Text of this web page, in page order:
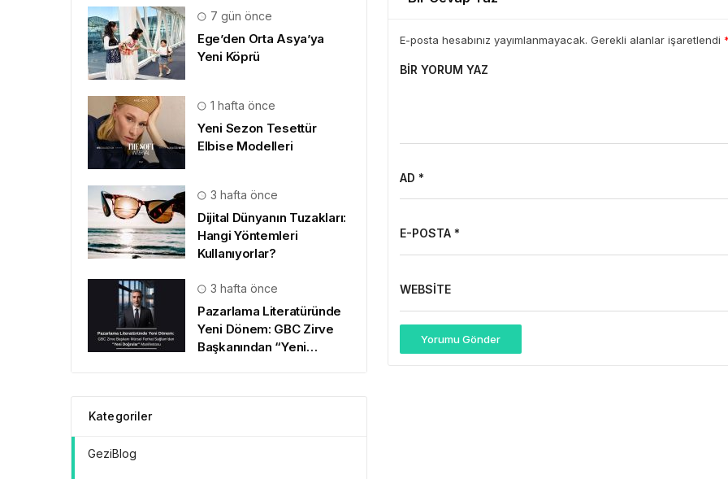
E-posta hesabınız yayımlanmayacak. Gerekli alanlar işaretlendi
BIR YORUM YAZ
AD *
E-POSTA *
WEBSITE
Yorumu Gönder
7 gün önce
Ege’den Orta Asya’ya
Yeni Köprü
1 hafta önce
Yeni Sezon Tesettür
Elbise Modelleri
3 hafta önce
Dijital Dünyanın Tuzakları:
Hangi Yöntemleri
Kullanıyorlar?
3 hafta önce
Pazarlama Literatüründe
Yeni Dönem: GBC Zirve
Başkanından “Yeni
Kategoriler
GeziBlog